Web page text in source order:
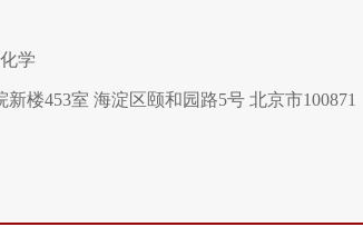
学
楼453室 海淀区颐和园路5号 北京市100871